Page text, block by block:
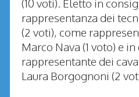
(10 voti). Eletto in
rappresentanza dei
(2 voti), come
Marco Nava (1 voto) e
rappresentante dei
Laura Borgognoni (2